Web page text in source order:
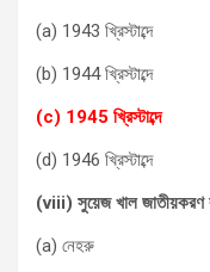
(a) 1943 খ্রিস্টাব্দে
(b) 1944 খ্রিস্টাব্দে
(c) 1945 খ্রিস্টাব্দে
(d) 1946 খ্রিস্টাব্দে
(viii) সুয়েজ খাল জাতীয়করণ
(a) নেহরু